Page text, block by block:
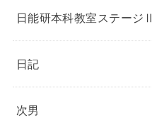
日能研本科教室ステージⅡ
日記
次男